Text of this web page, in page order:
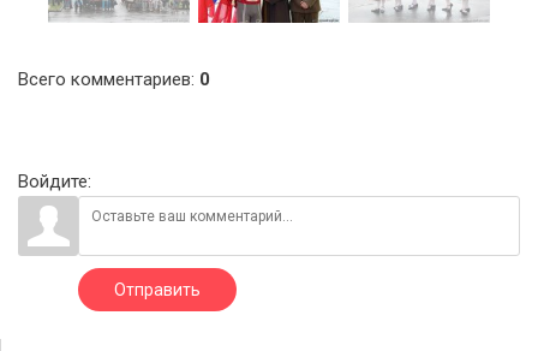
Всего комментариев: 0
Войдите:
Отправить